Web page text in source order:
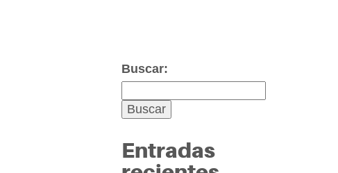
Buscar:
Entradas